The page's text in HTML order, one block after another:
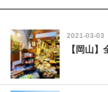
2021-03-03
【岡山